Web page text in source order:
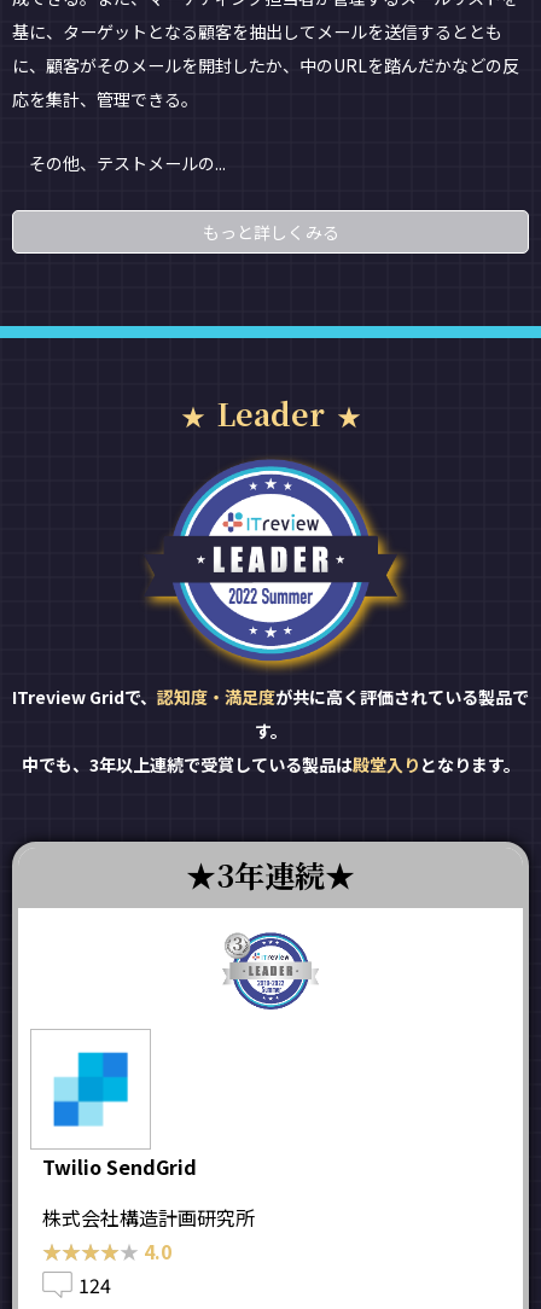
基に、ターゲットとなる顧客を抽出してメールを送信するととも
に、顧客がそのメールを開封したか、中のURLを踏んだかなどの反
応を集計、管理できる。
その他、テストメールの...
もっと詳しくみる
Leader
ITreview Gridで、 認知度・満足度が共に高く評価されている製品で
す。
中でも、3年以上連続で受賞している製品は殿堂入り となります。
3年連続
Twilio SendGrid
株式会社構造計画研究所
★★★★★
★★★★★ 4.0
124